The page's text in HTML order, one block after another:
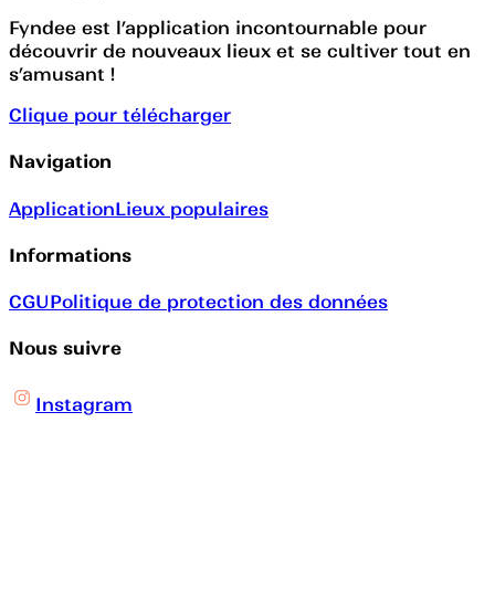
Fyndee est l’application incontournable pour
découvrir de nouveaux lieux et se cultiver tout en
s’amusant !
Clique pour télécharger
Navigation
ApplicationLieux populaires
Informations
CGUPolitique de protection des données
Nous suivre
Instagram